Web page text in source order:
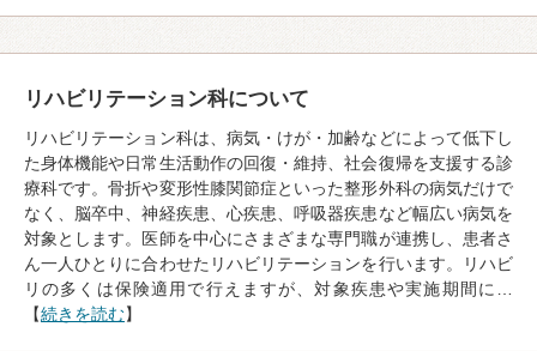
リハビリテーション科について
リハビリテーション科は、病気・けが・加齢などによって低下し
た身体機能や日常生活動作の回復・維持、社会復帰を支援する診
療科です。骨折や変形性膝関節症といった整形外科の病気だけで
なく、脳卒中、神経疾患、心疾患、呼吸器疾患など幅広い病気を
対象とします。医師を中心にさまざまな専門職が連携し、患者さ
ん一人ひとりに合わせたリハビリテーションを行います。リハビ
リの多くは保険適用で行えますが、対象疾患や実施期間に…
【続きを読む】